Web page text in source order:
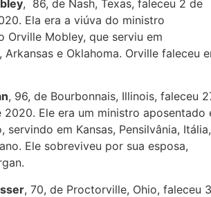
, 86, de Nash, Texas, faleceu 2 de
Ela era a viúva do ministro
Orville Mobley, que serviu em
Arkansas e Oklahoma. Orville faleceu
, 96, de Bourbonnais, Illinois, faleceu
2020. Ele era um ministro aposentado
servindo em Kansas, Pensilvânia, Itália,
Ele sobreviveu por sua esposa,
, 70, de Proctorville, Ohio, faleceu